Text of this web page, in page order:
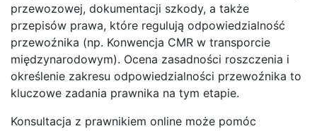
przewozowej, dokumentacji szkody, a także
przepisów prawa, które regulują odpowiedzialność
przewoźnika (np. Konwencja CMR w transporcie
międzynarodowym). Ocena zasadności roszczenia i
określenie zakresu odpowiedzialności przewoźnika to
kluczowe zadania prawnika na tym etapie.
Konsultacja z prawnikiem online może pomóc